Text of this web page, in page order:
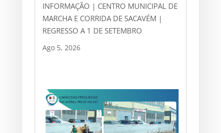
INFORMAÇÃO | CENTRO MUNICIPAL DE
MARCHA E CORRIDA DE SACAVÉM |
REGRESSO A 1 DE SETEMBRO
Ago 5, 2026